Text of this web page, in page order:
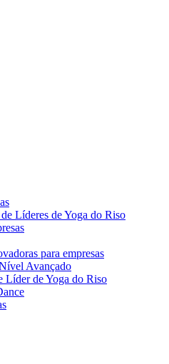
Líderes de Yoga do Riso
para empresas
Avançado
Líder de Yoga do Riso